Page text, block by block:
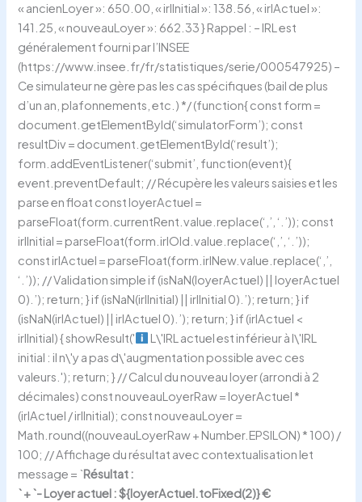
« ancienLoyer »: 650.00, « irlInitial »: 138.56, « irlActuel »:
141.25, « nouveauLoyer »: 662.33 } Rappel : – IRL est
généralement fourni par l’INSEE
(https://www.insee.fr/fr/statistiques/serie/000547925) –
Ce simulateur ne gère pas les cas spécifiques (bail de plus
d’un an, plafonnements, etc.) */ (function{ const form =
document.getElementById(‘simulatorForm’); const
resultDiv = document.getElementById(‘result’);
form.addEventListener(‘submit’, function(event){
event.preventDefault; // Récupère les valeurs saisies et les
parse en float const loyerActuel =
parseFloat(form.currentRent.value.replace(‘,’, ‘.’)); const
irlInitial = parseFloat(form.irlOld.value.replace(‘,’, ‘.’));
const irlActuel = parseFloat(form.irlNew.value.replace(‘,’,
‘.’)); // Validation simple if (isNaN(loyerActuel) || loyerActuel
0).’); return; } if (isNaN(irlInitial) || irlInitial 0).’); return; } if
(isNaN(irlActuel) || irlActuel 0).’); return; } if (irlActuel <
irlInitial) { showResult('
L\'IRL actuel est inférieur à l\'IRL
initial : il n\'y a pas d\'augmentation possible avec ces
valeurs.'); return; } // Calcul du nouveau loyer (arrondi à 2
décimales) const nouveauLoyerRaw = loyerActuel *
(irlActuel / irlInitial); const nouveauLoyer =
Math.round((nouveauLoyerRaw + Number.EPSILON) * 100) /
100; // Affichage du résultat avec contextualisation let
message = `Résultat :
` + `- Loyer actuel :${loyerActuel.toFixed(2)} €